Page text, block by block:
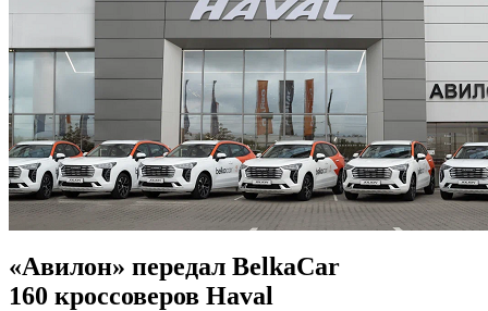
«Авилон» передал BelkaCar
160 кроссоверов Haval